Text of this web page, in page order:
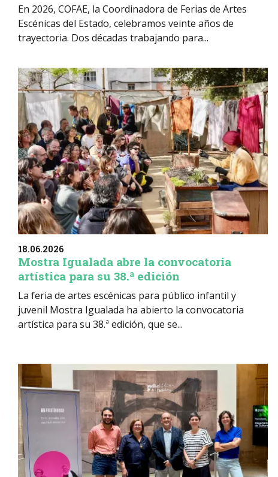
En 2026, COFAE, la Coordinadora de Ferias de Artes
Escénicas del Estado, celebramos veinte años de
trayectoria. Dos décadas trabajando para...
18.06.2026
Mostra Igualada abre la convocatoria
artística para su 38.ª edición
La feria de artes escénicas para público infantil y
juvenil Mostra Igualada ha abierto la convocatoria
artística para su 38.ª edición, que se...